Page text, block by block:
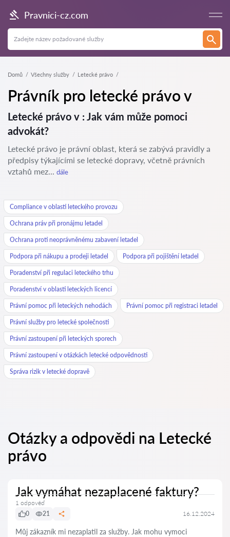
Pravnici-cz.com
Domů Všechny služby Letecké právo
Právník pro letecké právo v
Letecké právo v : Jak vám může pomoci
advokát?
Letecké právo je právní oblast, která se zabývá pravidly a
předpisy týkajícími se letecké dopravy, včetně právních
vztahů mez... dále
Compliance v oblasti leteckého provozu
Ochrana práv při pronájmu letadel
Ochrana proti neoprávněnému zabavení letadel
Podpora při nákupu a prodeji letadel Podpora při pojištění letadel
Poradenství při regulaci leteckého trhu
Poradenství v oblasti leteckých licencí
Právní pomoc při leteckých nehodách Právní pomoc při registraci letadel
Právní služby pro letecké společnosti
Právní zastoupení při leteckých sporech
Právní zastoupení v otázkách letecké odpovědnosti
Správa rizik v letecké dopravě
Otázky a odpovědi na Letecké
právo
Jak vymáhat nezaplacené faktury?
1 odpověď
0
21 16.12.2024
Můj zákazník mi nezaplatil za služby. Jak mohu vymoci